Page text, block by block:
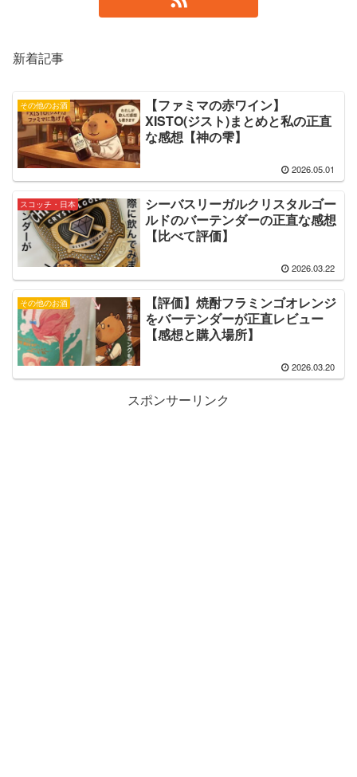
新着記事
その他のお酒
【ファミマの赤ワイン】
XISTO(ジスト)まとめと私の正直
な感想【神の雫】
2026.05.01
スコッチ・日本
シーバスリーガルクリスタルゴー
ルドのバーテンダーの正直な感想
【比べて評価】
2026.03.22
その他のお酒
【評価】焼酎フラミンゴオレンジ
をバーテンダーが正直レビュー
【感想と購入場所】
2026.03.20
スポンサーリンク